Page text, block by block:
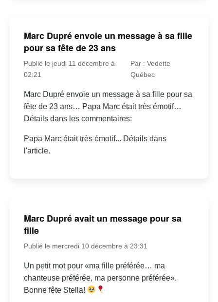
Marc Dupré envoie un message à sa fille
pour sa fête de 23 ans
Publié le jeudi 11 décembre à
02:21
Par : Vedette
Québec
Marc Dupré envoie un message à sa fille pour sa
fête de 23 ans… Papa Marc était très émotif…
Détails dans les commentaires:
Papa Marc était très émotif... Détails dans
l'article.
Marc Dupré avait un message pour sa
fille
Publié le mercredi 10 décembre à 23:31
Un petit mot pour «ma fille préférée… ma
chanteuse préférée, ma personne préférée».
Bonne fête Stella!